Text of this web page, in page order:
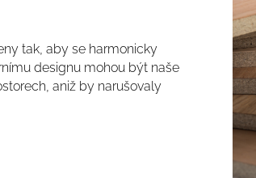
tak, aby se harmonicky
designu mohou být naše
aniž by narušovaly